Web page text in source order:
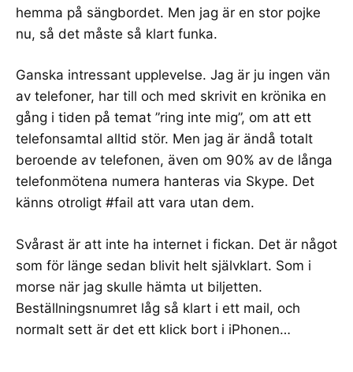
hemma på sängbordet. Men jag är en stor pojke
nu, så det måste så klart funka.
Ganska intressant upplevelse. Jag är ju ingen vän
av telefoner, har till och med skrivit en krönika en
gång i tiden på temat ”ring inte mig”, om att ett
telefonsamtal alltid stör. Men jag är ändå totalt
beroende av telefonen, även om 90% av de långa
telefonmötena numera hanteras via Skype. Det
känns otroligt #fail att vara utan dem.
Svårast är att inte ha internet i fickan. Det är något
som för länge sedan blivit helt självklart. Som i
morse när jag skulle hämta ut biljetten.
Beställningsnumret låg så klart i ett mail, och
normalt sett är det ett klick bort i iPhonen…